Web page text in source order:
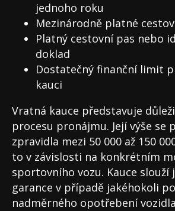
jednoho roku
Mezinárodně platné
Platný cestovní pas nebo
doklad
Dostatečný finanční limit
kauci
Vratná kauce představuje
procesu pronájmu. Její výše se
zpravidla mezi 50 000 až 150
to v závislosti na konkrétním
sportovního vozu. Kauce slouží
garance v případě jakéhokoli
nadměrného opotřebení